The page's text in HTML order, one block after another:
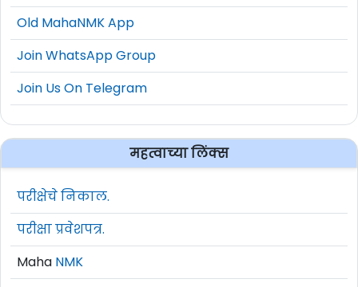
Old MahaNMK App
Join WhatsApp Group
Join Us On Telegram
महत्वाच्या लिंक्स
परीक्षेचे निकाल.
परीक्षा प्रवेशपत्र.
Maha NMK